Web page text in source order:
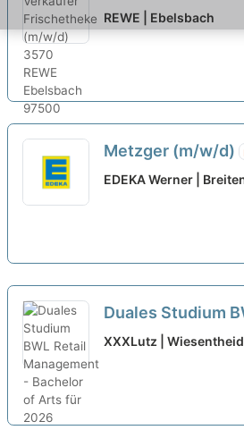
3570 neu
REWE | Ebelsbach
Metzger (m/w/d)
EDEKA Werner |
Duales Studium
Management -
XXXLutz | Wiesentheid